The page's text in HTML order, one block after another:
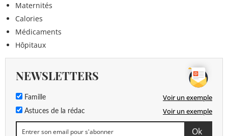
Maternités
Calories
Médicaments
Hôpitaux
NEWSLETTERS
Famille Voir un exemple
Astuces de la rédac Voir un exemple